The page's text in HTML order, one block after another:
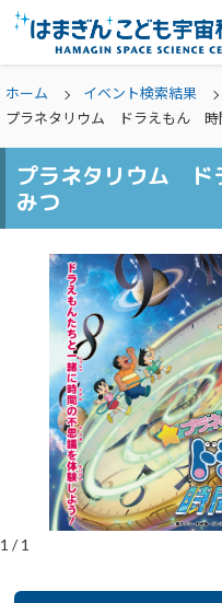
ホーム
イベント検索結果
プラネタリウム ドラえもん 時
プラネタリウム
みつ
1 /1